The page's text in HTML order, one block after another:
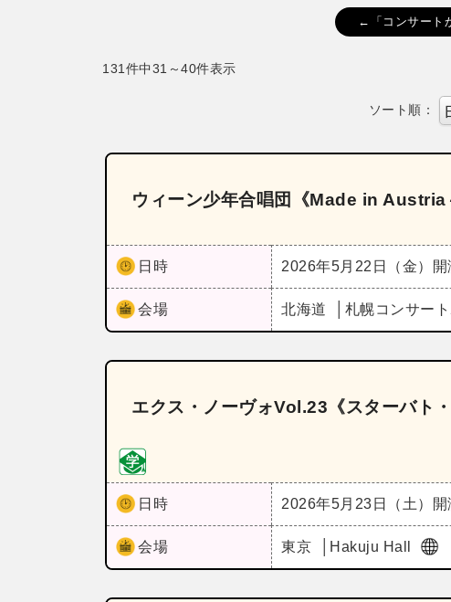
←「コンサート
131件中31～40件表示
ソート順：
ウィーン少年合唱団《Made in Austria
日時 2026年5月22日（金）
会場 北海道 札幌コンサー
エクス・ノーヴォVol.23《スターバト
日時 2026年5月23日（土）
会場 東京 Hakuju Hall